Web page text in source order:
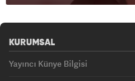
KURUMSAL
Yayıncı Künye Bilgisi